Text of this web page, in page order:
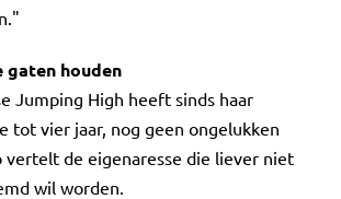
gaten houden
Jumping High heeft sinds haar
tot vier jaar, nog geen ongelukken
vertelt de eigenaresse die liever niet
wil worden.